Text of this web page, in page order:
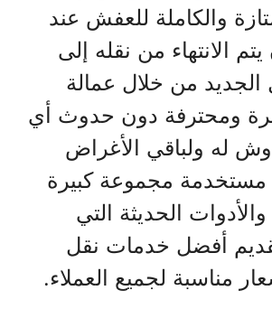
والكاملة للعفش عند
الانتهاء من نقله إلى
الجديد من خلال عمالة
ومحترفة دون حدوث أي
له ولباقي الأغراض
مستخدمة مجموعة كبيرة
الحديثة التي
أفضل خدمات نقل
مناسبة لجميع العملاء.